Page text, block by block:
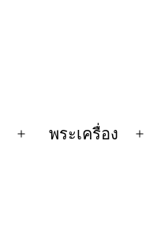
Open
พระเครื่อง